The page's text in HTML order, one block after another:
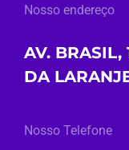
Nosso endereço
AV. BRASIL,
DA
Nosso Telefone